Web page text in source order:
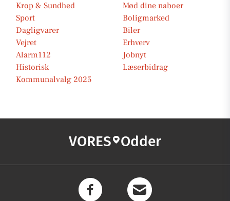
Krop & Sundhed
Mød dine naboer
Sport
Boligmarked
Dagligvarer
Biler
Vejret
Erhverv
Alarm112
Jobnyt
Historisk
Læserbidrag
Kommunalvalg 2025
VORES Odder